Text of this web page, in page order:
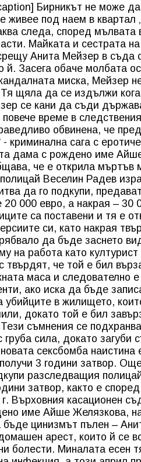
Бирникът не може
живее под наем в квартал
следа, според мълвата
Майката и сестрата
Анита Мейзер в съда
й. Засега обаче молбата
миска, Мейзер
щяла да се издължи
се кани да съди
повече време в
обвинена, че
криминална сага с
дама с рождено име
че е открила
Веселин Радев
да го подкупи,
20 000 евро, а накрая –
са поставени и тя е
си, като накрая
да бъде заснето
на работа като
твърдят, че той е бил
маса и следователно
ако иска да бъде
убийците в жилището,
докато той е бил
съмнения се
груба сила, докато
сексбомба наистина
3 години затвор.
разследващия
затвор, както е
Върховния касационен
име Айше Желязкова,
цинизмът пълен –
арест, които й се
болести. Миналата есен